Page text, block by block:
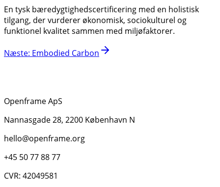
En tysk bæredygtighedscertificering med en holistisk
tilgang, der vurderer økonomisk, sociokulturel og
funktionel kvalitet sammen med miljøfaktorer.
Næste: Embodied Carbon
Openframe ApS
Nannasgade 28, 2200 København N
hello@openframe.org
+45 50 77 88 77
CVR: 42049581